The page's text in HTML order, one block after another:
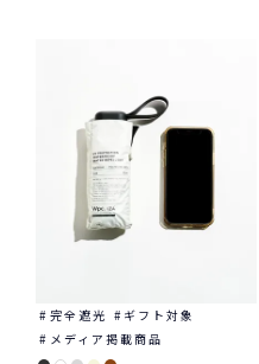
完全遮光
ギフト対象
メディア掲載商品